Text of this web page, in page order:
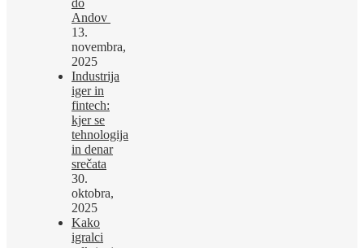
Andov
13.
novembra,
2025
Industrija
iger in
fintech:
kjer se
tehnologija
in denar
srečata
30.
oktobra,
2025
Kako
igralci